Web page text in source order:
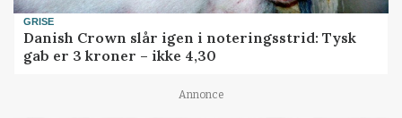
GRISE
Danish Crown slår igen i noteringsstrid: Tysk
gab er 3 kroner – ikke 4,30
Annonce